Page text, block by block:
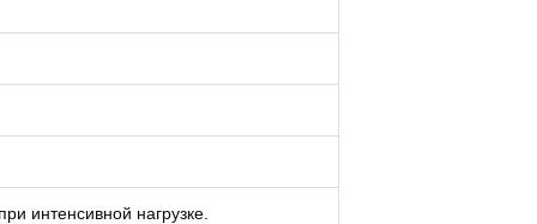
интенсивной нагрузке.